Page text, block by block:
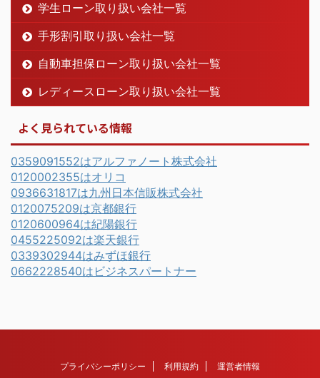
学生ローン取り扱い会社一覧
手形割引取り扱い会社一覧
自動車担保ローン取り扱い会社一覧
レディースローン取り扱い会社一覧
よく見られている情報
0359091552はアルファノート株式会社
0120002355はオリコ
0936631817は九州日本信販株式会社
0120075209は京都銀行
0120600964は紀陽銀行
0455225092は楽天銀行
0339302944はみずほ銀行
0662228540はビジネスパートナー
プライバシーポリシー 利用規約 運営者情報